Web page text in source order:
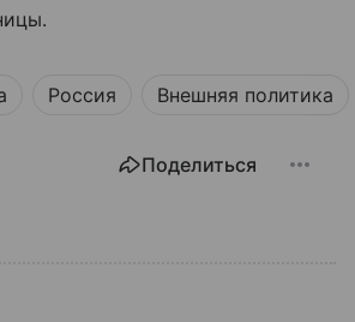
Россия Внешняя политика
Поделиться